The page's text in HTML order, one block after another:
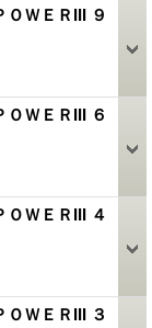
ＷＥＲIII ９
ＷＥＲIII ６
ＷＥＲIII ４
ＷＥＲIII ３